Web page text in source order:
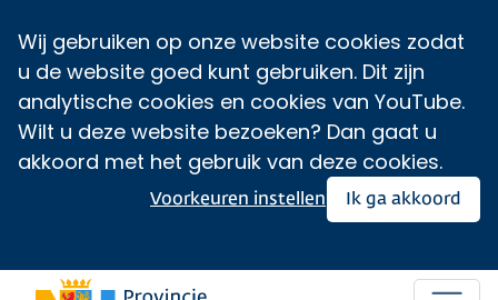
Wij gebruiken op onze website cookies zodat
u de website goed kunt gebruiken. Dit zijn
analytische cookies en cookies van YouTube.
Wilt u deze website bezoeken? Dan gaat u
akkoord met het gebruik van deze cookies.
Ik ga akkoord
Voorkeuren instellen